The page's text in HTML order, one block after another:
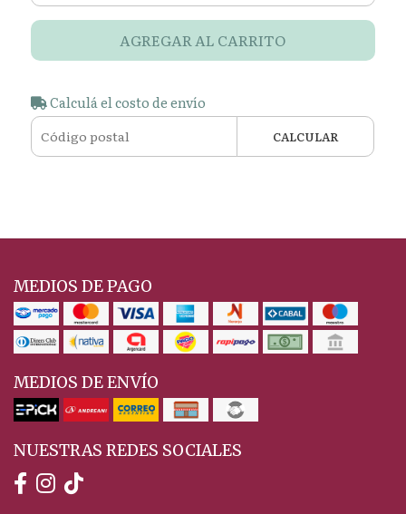
AGREGAR AL CARRITO
Calculá el costo de envío
CALCULAR
MEDIOS DE PAGO
MEDIOS DE ENVÍO
NUESTRAS REDES SOCIALES